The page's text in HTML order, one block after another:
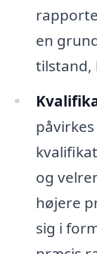
en
tilstand,
og
højere
sig i